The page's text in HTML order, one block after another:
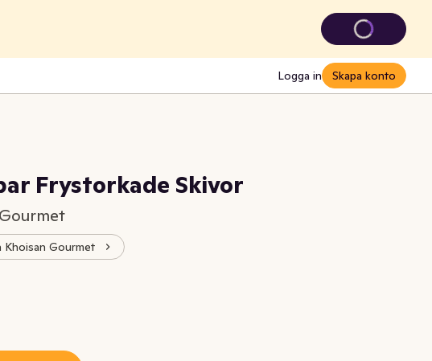
Logga in Skapa konto
Frystorkade Skivor
Khoisan Gourmet
kr
kr /kg